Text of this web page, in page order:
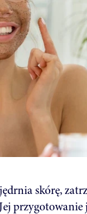
skórę,